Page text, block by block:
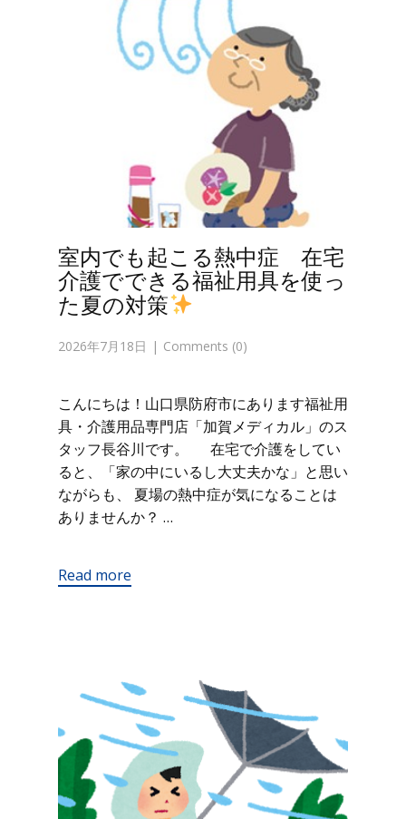
室内でも起こる熱中症 在宅
介護でできる福祉用具を使っ
た夏の対策
2026年7月18日 Comments (0)
こんにちは！山口県防府市にあります福祉用
具・介護用品専門店「加賀メディカル」のス
タッフ長谷川です。 在宅で介護をしてい
ると、「家の中にいるし大丈夫かな」と思い
ながらも、 夏場の熱中症が気になることは
ありませんか？ …
Read more